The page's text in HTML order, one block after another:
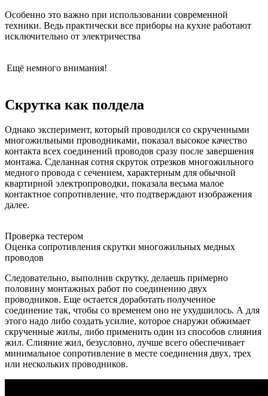
Особенно это важно при использовании современной
техники. Ведь практически все приборы на кухне работают
исключительно от электричества
Ещё немного внимания!
Скрутка как полдела
Однако эксперимент, который проводился со скрученными
многожильными проводниками, показал высокое качество
контакта всех соединений проводов сразу после завершения
монтажа. Сделанная сотня скруток отрезков многожильного
медного провода с сечением, характерным для обычной
квартирной электропроводки, показала весьма малое
контактное сопротивление, что подтверждают изображения
далее.
Проверка тестером
Оценка сопротивления скрутки многожильных медных
проводов
Следовательно, выполнив скрутку, делаешь примерно
половину монтажных работ по соединению двух
проводников. Еще остается доработать полученное
соединение так, чтобы со временем оно не ухудшилось. А для
этого надо либо создать усилие, которое снаружи обжимает
скрученные жилы, либо применить один из способов слияния
жил. Слияние жил, безусловно, лучше всего обеспечивает
минимальное сопротивление в месте соединения двух, трех
или нескольких проводников.